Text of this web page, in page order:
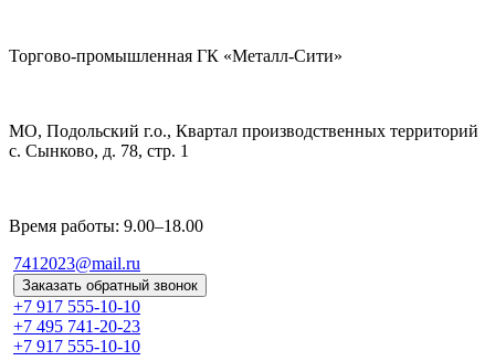
Торгово-промышленная ГК «Металл-Сити»
МО, Подольский г.о., Квартал производственных территорий
с. Сынково, д. 78, стр. 1
Время работы: 9.00–18.00
7412023@mail.ru
Заказать обратный звонок
+7 917 555-10-10
+7 495 741-20-23
+7 917 555-10-10